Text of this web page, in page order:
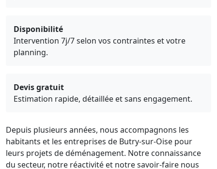
Disponibilité
Intervention 7j/7 selon vos contraintes et votre
planning.
Devis gratuit
Estimation rapide, détaillée et sans engagement.
Depuis plusieurs années, nous accompagnons les
habitants et les entreprises de Butry-sur-Oise pour
leurs projets de déménagement. Notre connaissance
du secteur, notre réactivité et notre savoir-faire nous